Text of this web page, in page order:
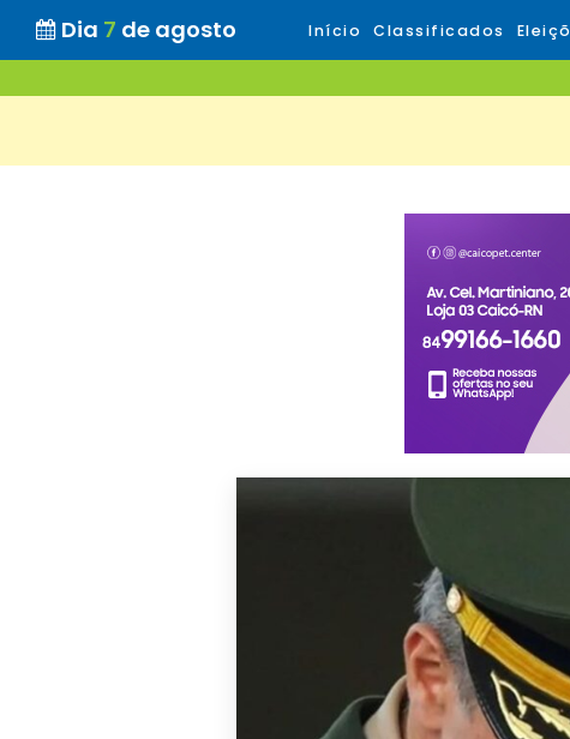
Dia 7 de agosto Início Classificados